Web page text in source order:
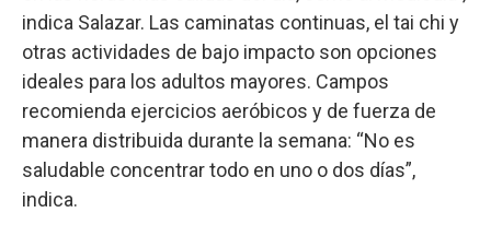
indica Salazar. Las caminatas continuas, el tai chi y
otras actividades de bajo impacto son opciones
ideales para los adultos mayores. Campos
recomienda ejercicios aeróbicos y de fuerza de
manera distribuida durante la semana: “No es
saludable concentrar todo en uno o dos días”,
indica.